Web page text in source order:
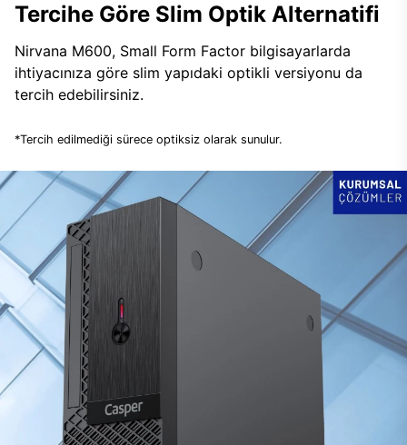
Tercihe Göre Slim Optik Alternatifi
Nirvana M600, Small Form Factor bilgisayarlarda
ihtiyacınıza göre slim yapıdaki optikli versiyonu da
tercih edebilirsiniz.
*Tercih edilmediği sürece optiksiz olarak sunulur.